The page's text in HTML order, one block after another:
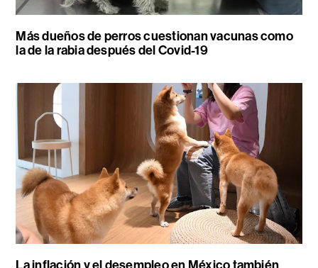
Más dueños de perros cuestionan vacunas como
la de la rabia después del Covid-19